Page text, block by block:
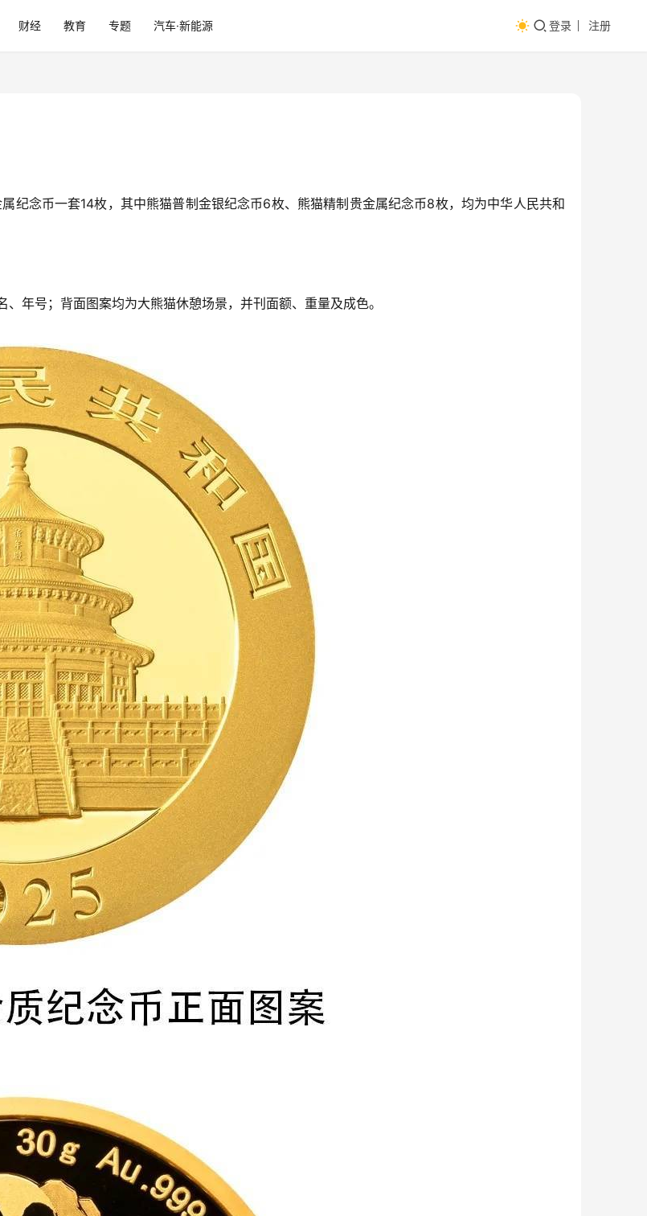
财经 教育 专题 汽车·新能源 登录 注册
纪念币一套14枚，其中熊猫普制金银纪念币6枚、熊猫精制贵金属纪念币8枚，均为中华人民共和
年号；背面图案均为大熊猫休憩场景，并刊面额、重量及成色。